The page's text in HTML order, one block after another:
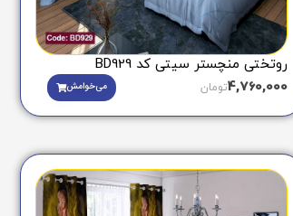
روتختی منچستر سیتی کد BD929
4,760,000تومان می‌خوامش